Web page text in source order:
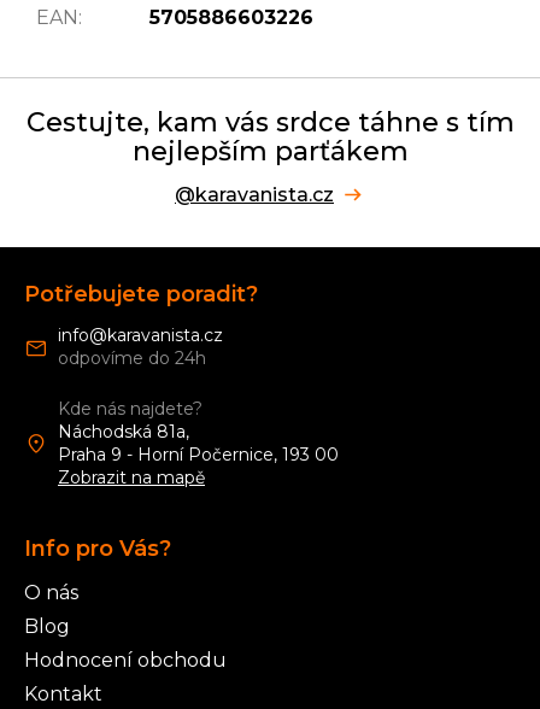
EAN: 5705886603226
Cestujte, kam vás srdce táhne s tím
nejlepším parťákem
@karavanista.cz
Potřebujete poradit?
info@karavanista.cz
Kde nás najdete?
Náchodská 81a,
Praha 9 - Horní Počernice, 193 00
Zobrazit na mapě
Info pro Vás?
O nás
Blog
Hodnocení obchodu
Kontakt